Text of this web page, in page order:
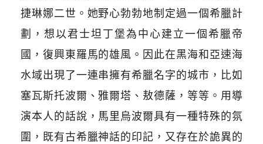
捷琳娜二世。她野心勃勃地制定過一個希臘計
劃，想以君士坦丁堡為中心建立一個希臘帝
國，復興東羅馬的雄風。因此在黑海和亞速海
水域出現了一連串擁有希臘名字的城市，比如
塞瓦斯托波爾、雅爾塔、敖德薩，等等。用導
演本人的話說，馬里烏波爾具有一種特殊的氛
圍，既有古希臘神話的印記，又存在於詭異的